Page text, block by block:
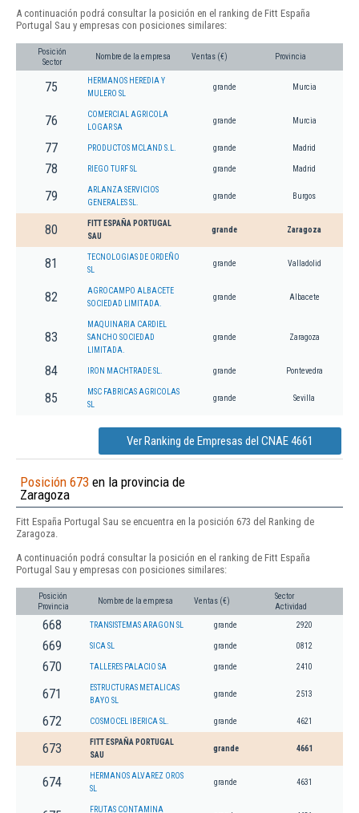
A continuación podrá consultar la posición en el ranking de Fitt España
Portugal Sau y empresas con posiciones similares:
Posición
Sector
Nombre de la empresa Ventas (€) Provincia
75
HERMANOS HEREDIA Y
MULERO SL
grande Murcia
76
COMERCIAL AGRICOLA
LOGAR SA
grande Murcia
77 PRODUCTOS MCLAND S.L. grande Madrid
78 RIEGO TURF SL grande Madrid
79
ARLANZA SERVICIOS
GENERALES SL.
grande Burgos
80
FITT ESPAÑA PORTUGAL
SAU
grande Zaragoza
81
TECNOLOGIAS DE ORDEÑO
SL
grande Valladolid
82
AGROCAMPO ALBACETE
SOCIEDAD LIMITADA.
grande Albacete
83
MAQUINARIA CARDIEL
SANCHO SOCIEDAD
LIMITADA.
grande Zaragoza
84 IRON MACHTRADE SL. grande Pontevedra
85
MSC FABRICAS AGRICOLAS
SL
grande Sevilla
Ver Ranking de Empresas del CNAE 4661
Posición 673 en la provincia de
Zaragoza
Fitt España Portugal Sau se encuentra en la posición 673 del Ranking de
Zaragoza.
A continuación podrá consultar la posición en el ranking de Fitt España
Portugal Sau y empresas con posiciones similares:
Posición
Provincia
Nombre de la empresa Ventas (€)
Sector
Actividad
668 TRANSISTEMAS ARAGON SL grande 2920
669 SICA SL grande 0812
670 TALLERES PALACIO SA grande 2410
671
ESTRUCTURAS METALICAS
BAYO SL
grande 2513
672 COSMOCEL IBERICA SL. grande 4621
673
FITT ESPAÑA PORTUGAL
SAU
grande 4661
674
HERMANOS ALVAREZ OROS
SL
grande 4631
FRUTAS CONTAMINA